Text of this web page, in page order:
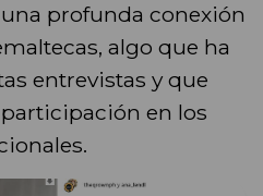
profunda conexión
algo que ha
entrevistas y que
en los